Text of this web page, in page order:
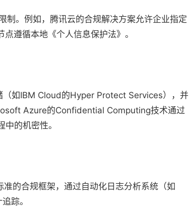
制。例如，腾讯云的合规解决方案允许企业指定
遵循本地《个人信息保护法》。
（如IBM Cloud的Hyper Protect Services），并
Azure的Confidential Computing技术通过
的机密性。
的合规框架，通过自动化日志分析系统（如
踪。